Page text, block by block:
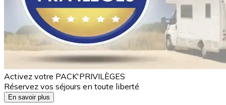
Activez votre PACK'PRIVILÈGES
Réservez vos séjours en toute liberté
En savoir plus